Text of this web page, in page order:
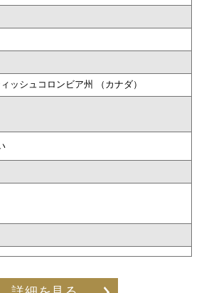
ッシュコロンビア州 （カナダ）